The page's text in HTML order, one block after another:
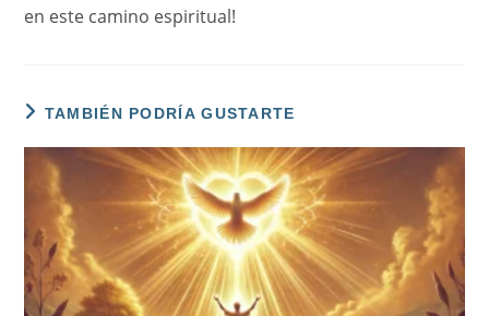
en este camino espiritual!
TAMBIÉN PODRÍA GUSTARTE